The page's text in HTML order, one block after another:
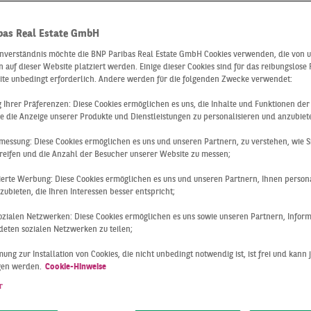
SCHAFFT
tut sich schwer mit der Digitalisierung: Die
immens – wo bleibt da Zeit für die digitale
Studie zeigt die erschreckenden Zahlen:
in der Baubranche im Zeitraum 1964 bis 2004 um etwa 20
verzeichneten fast alle anderen Branchen im selben
Real Estate GmbH
möchte die BNP Paribas Real Estate GmbH Cookies verwenden, die von
auf dieser Website platziert werden. Einige dieser Cookies sind für das reibungslose
unbedingt erforderlich. Andere werden für die folgenden Zwecke verwendet:
Ihrer Präferenzen: Diese Cookies ermöglichen es uns, die Inhalte und Funktionen
die Anzeige unserer Produkte und Dienstleistungen zu personalisieren und
Diese Cookies ermöglichen es uns und unseren Partnern, zu verstehen, wie
und die Anzahl der Besucher unserer Website zu messen;
Werbung: Diese Cookies ermöglichen es uns und unseren Partnern, Ihnen
die Ihren Interessen besser entspricht;
Netzwerken: Diese Cookies ermöglichen es uns sowie unseren Partnern,
sozialen Netzwerken zu teilen;
zur Installation von Cookies, die nicht unbedingt notwendig ist, ist frei und kann
werden. Cookie-Hinweise